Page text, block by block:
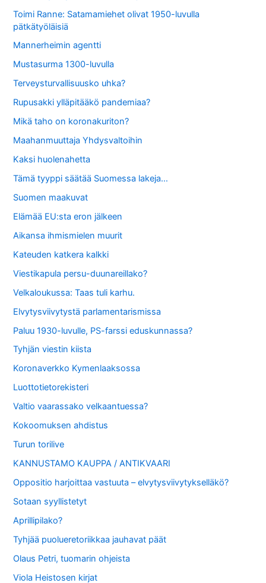
Toimi Ranne: Satamamiehet olivat 1950-luvulla
pätkätyöläisiä
Mannerheimin agentti
Mustasurma 1300-luvulla
Terveysturvallisuusko uhka?
Rupusakki ylläpitääkö pandemiaa?
Mikä taho on koronakuriton?
Maahanmuuttaja Yhdysvaltoihin
Kaksi huolenahetta
Tämä tyyppi säätää Suomessa lakeja…
Suomen maakuvat
Elämää EU:sta eron jälkeen
Aikansa ihmismielen muurit
Kateuden katkera kalkki
Viestikapula persu-duunareillako?
Velkaloukussa: Taas tuli karhu.
Elvytysviivytystä parlamentarismissa
Paluu 1930-luvulle, PS-farssi eduskunnassa?
Tyhjän viestin kiista
Koronaverkko Kymenlaaksossa
Luottotietorekisteri
Valtio vaarassako velkaantuessa?
Kokoomuksen ahdistus
Turun torilive
KANNUSTAMO KAUPPA / ANTIKVAARI
Oppositio harjoittaa vastuuta – elvytysviivytykselläkö?
Sotaan syyllistetyt
Aprillipilako?
Tyhjää puolueretoriikkaa jauhavat päät
Olaus Petri, tuomarin ohjeista
Viola Heistosen kirjat